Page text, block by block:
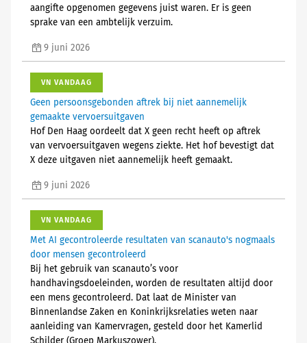
aangifte opgenomen gegevens juist waren. Er is geen
sprake van een ambtelijk verzuim.
9 juni 2026
VN VANDAAG
Geen persoonsgebonden aftrek bij niet aannemelijk
gemaakte vervoersuitgaven
Hof Den Haag oordeelt dat X geen recht heeft op aftrek
van vervoersuitgaven wegens ziekte. Het hof bevestigt dat
X deze uitgaven niet aannemelijk heeft gemaakt.
9 juni 2026
VN VANDAAG
Met AI gecontroleerde resultaten van scanauto's nogmaals
door mensen gecontroleerd
Bij het gebruik van scanauto’s voor
handhavingsdoeleinden, worden de resultaten altijd door
een mens gecontroleerd. Dat laat de Minister van
Binnenlandse Zaken en Koninkrijksrelaties weten naar
aanleiding van Kamervragen, gesteld door het Kamerlid